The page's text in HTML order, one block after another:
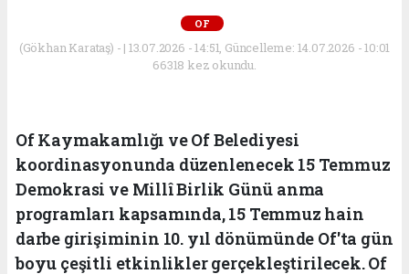
OF
(Gökhan Karataş) - | 13.07.2026 - 14:51, Güncelleme: 14.07.2026 - 10:01
66318 kez okundu.
Of Kaymakamlığı ve Of Belediyesi
koordinasyonunda düzenlenecek 15 Temmuz
Demokrasi ve Millî Birlik Günü anma
programları kapsamında, 15 Temmuz hain
darbe girişiminin 10. yıl dönümünde Of'ta gün
boyu çeşitli etkinlikler gerçekleştirilecek. Of